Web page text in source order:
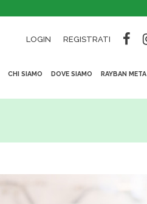
LOGIN REGISTRATI
CHI SIAMO DOVE SIAMO RAYBAN META